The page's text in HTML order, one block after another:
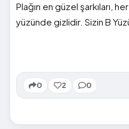
Plağın en güzel şarkıları,
yüzünde gizlidir. Sizin B
0 2 0